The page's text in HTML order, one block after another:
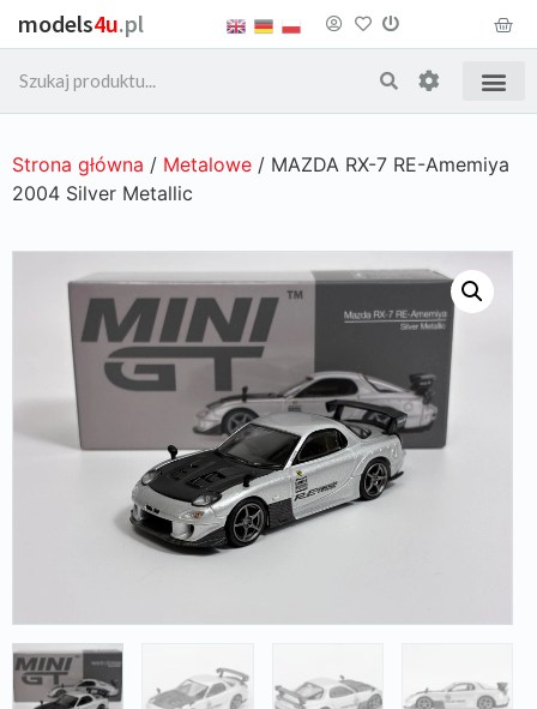
models4u.pl
Strona główna / Metalowe / MAZDA RX-7 RE-Amemiya
2004 Silver Metallic